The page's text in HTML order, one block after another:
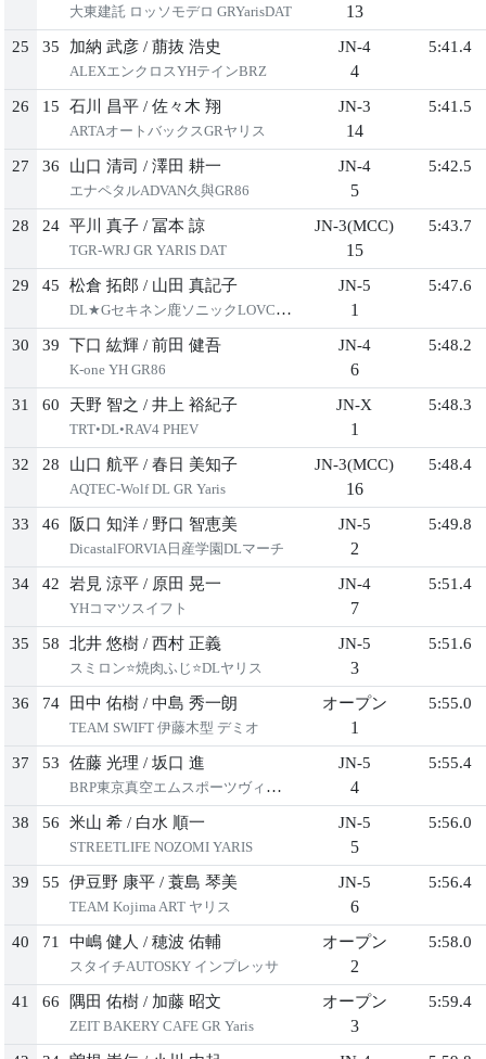
大東建託 ロッソモデロ GRYarisDAT 13
25 35 加納 武彦 / 萠抜 浩史
ALEXエンクロスYHテインBRZ
JN-4
4
5:41.4
26 15 石川 昌平 / 佐々木 翔
ARTAオートバックスGRヤリス
JN-3
14
5:41.5
27 36 山口 清司 / 澤田 耕一
エナペタルADVAN久與GR86
JN-4
5
5:42.5
28 24 平川 真子 / 冨本 諒
TGR-WRJ GR YARIS DAT
JN-3(MCC)
15
5:43.7
29 45 松倉 拓郎 / 山田 真記子
DL★Gセキネン鹿ソニックLOVCAヤリス
JN-5
1
5:47.6
30 39 下口 紘輝 / 前田 健吾
K-one YH GR86
JN-4
6
5:48.2
31 60 天野 智之 / 井上 裕紀子
TRT•DL•RAV4 PHEV
JN-X
1
5:48.3
32 28 山口 航平 / 春日 美知子
AQTEC-Wolf DL GR Yaris
JN-3(MCC)
16
5:48.4
33 46 阪口 知洋 / 野口 智恵美
DicastalFORVIA日産学園DLマーチ
JN-5
2
5:49.8
34 42 岩見 涼平 / 原田 晃一
YHコマツスイフト
JN-4
7
5:51.4
35 58 北井 悠樹 / 西村 正義
スミロン⭐焼肉ふじ⭐DLヤリス
JN-5
3
5:51.6
36 74 田中 佑樹 / 中島 秀一朗
TEAM SWIFT 伊藤木型 デミオ
オープン
1
5:55.0
37 53 佐藤 光理 / 坂口 進
BRP東京真空エムスポーツヴィッツ
JN-5
4
5:55.4
38 56 米山 希 / 白水 順一
STREETLIFE NOZOMI YARIS
JN-5
5
5:56.0
39 55 伊豆野 康平 / 蓑島 琴美
TEAM Kojima ART ヤリス
JN-5
6
5:56.4
40 71 中嶋 健人 / 穂波 佑輔
スタイチAUTOSKY インプレッサ
オープン
2
5:58.0
41 66 隅田 佑樹 / 加藤 昭文
ZEIT BAKERY CAFE GR Yaris
オープン
3
5:59.4